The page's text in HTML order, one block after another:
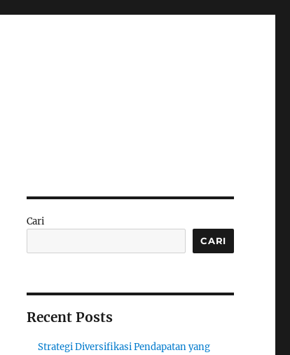
Cari
CARI
Recent Posts
Strategi Diversifikasi Pendapatan yang